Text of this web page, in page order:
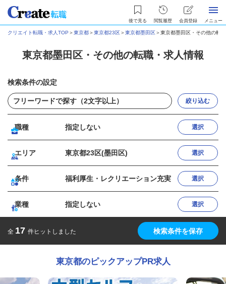
後で見る 閲覧履歴 会員登録 メニュー
クリエイト転職・求人TOP ＞東京都＞東京都23区＞東京都墨田区＞東京都墨田区・その他の転
東京都墨田区・その他の転職・求人情報
検索条件の設定
絞り込む
職種 指定しない 選択
エリア 東京都23区(墨田区) 選択
条件 福利厚生・レクリエーション充実 選択
業種 指定しない 選択
全 17 件ヒットしました 検索条件を保存
東京都のピックアップPR求人